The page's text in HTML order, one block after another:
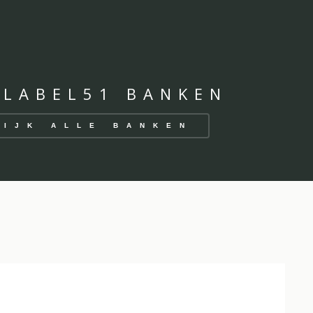
BANKEN
ALLE BANKEN